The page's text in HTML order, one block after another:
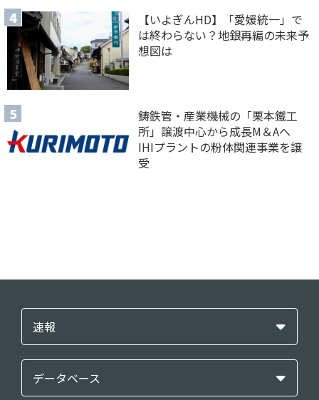
【いよぎんHD】「愛媛統一」で
は終わらない？地銀再編の未来予
想図は
鋳鉄管・産業機械の「栗本鐵工
所」譲渡中心から成長M＆Aへ
IHIプラントの粉体関連事業を譲
受
速報
データベース